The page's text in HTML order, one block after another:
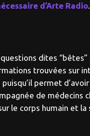
d’Arte Radio.
dites
trouvées sur
permet
de
le corps humain et la